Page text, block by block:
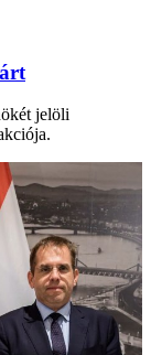
jelöli